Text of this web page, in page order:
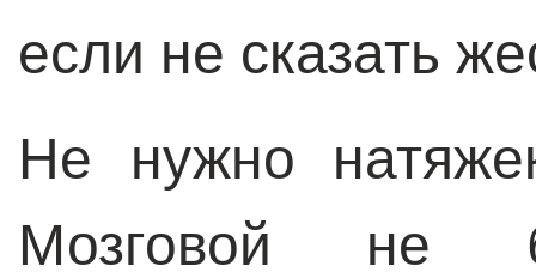
если не сказать
Не нужно
Мозговой не